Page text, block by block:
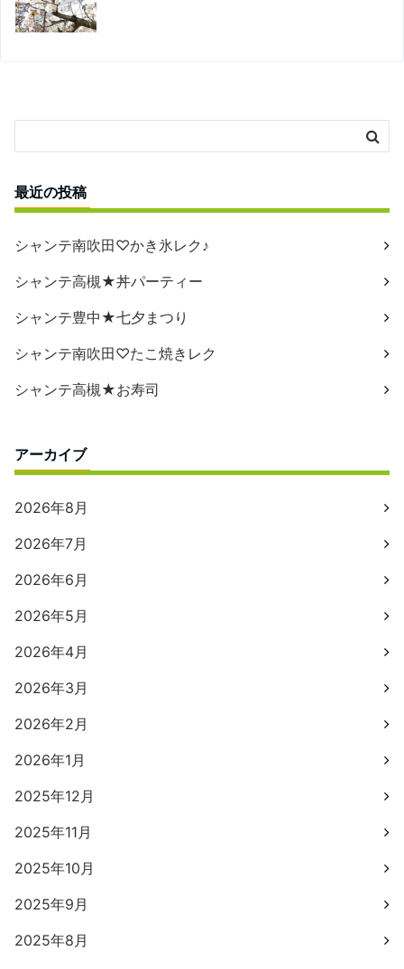
最近の投稿
シャンテ南吹田♡かき氷レク♪
シャンテ高槻★丼パーティー
シャンテ豊中★七夕まつり
シャンテ南吹田♡たこ焼きレク
シャンテ高槻★お寿司
アーカイブ
2026年8月
2026年7月
2026年6月
2026年5月
2026年4月
2026年3月
2026年2月
2026年1月
2025年12月
2025年11月
2025年10月
2025年9月
2025年8月